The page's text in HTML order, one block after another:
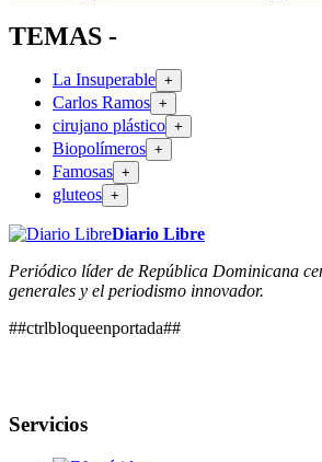
TEMAS -
La Insuperable +
Carlos Ramos +
cirujano plástico +
Biopolímeros +
Famosas +
gluteos +
Diario Libre
Periódico líder de República Dominicana
generales y el periodismo innovador.
##ctrlbloqueenportada##
Servicios